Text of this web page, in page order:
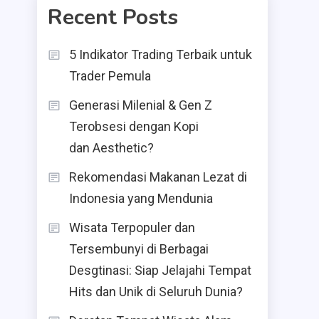
Recent Posts
5 Indikator Trading Terbaik untuk
Trader Pemula
Generasi Milenial & Gen Z
Terobsesi dengan Kopi
dan Aesthetic?
Rekomendasi Makanan Lezat di
Indonesia yang Mendunia
Wisata Terpopuler dan
Tersembunyi di Berbagai
Desgtinasi: Siap Jelajahi Tempat
Hits dan Unik di Seluruh Dunia?